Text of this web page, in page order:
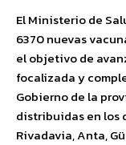
El Ministerio de
6370 nuevas
el objetivo de
focalizada y
Gobierno de la
distribuidas en los
Rivadavia, Anta,